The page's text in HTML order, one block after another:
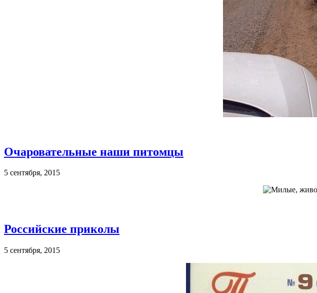
Очаровательные наши питомцы
5 сентября, 2015
Российские приколы
5 сентября, 2015